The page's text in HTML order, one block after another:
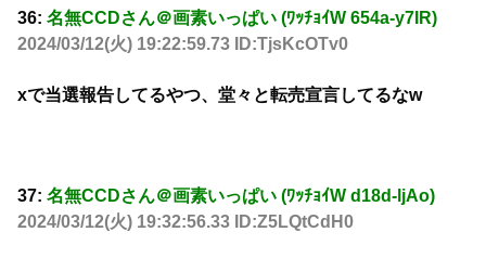
36: 名無CCDさん＠画素いっぱい (ﾜｯﾁｮｲW 654a-y7IR)
2024/03/12(火) 19:22:59.73 ID:TjsKcOTv0
xで当選報告してるやつ、堂々と転売宣言してるなw
37: 名無CCDさん＠画素いっぱい (ﾜｯﾁｮｲW d18d-ljAo)
2024/03/12(火) 19:32:56.33 ID:Z5LQtCdH0